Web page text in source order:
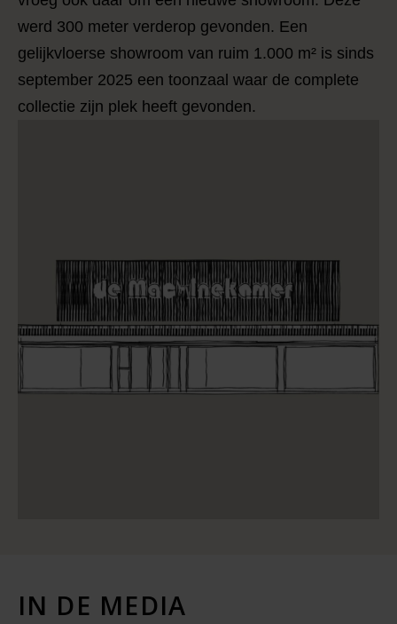
werd 300 meter verderop gevonden. Een
gelijkvloerse showroom van ruim 1.000 m² is sinds
september 2025 een toonzaal waar de complete
collectie zijn plek heeft gevonden.
IN DE MEDIA